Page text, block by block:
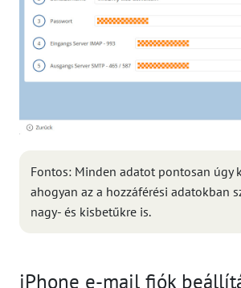
Fontos: Minden adatot pontosan úgy
ahogyan az a hozzáférési adatokban
nagy- és kisbetűkre is.
iPhone e-mail fiók